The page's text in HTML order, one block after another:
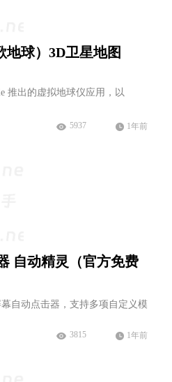
地球）3D卫星地图
推出的虚拟地球仪应用，以
5937 1年前
自动精灵（官方免费
自动点击器，支持多项自定义模
3815 1年前